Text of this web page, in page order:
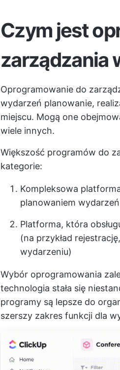
Czym jest
zarządzania
Oprogramowanie do
wydarzeń planowanie,
miejscu. Mogą one
wiele innych.
Większość programów do
kategorie:
Kompleksowa
planowaniem wydarzeń
Platforma, która
(na przykład
wydarzeniu)
Wybór oprogramowania
technologia stała się
programy są lepsze do
szerszy zakres funkcji dla